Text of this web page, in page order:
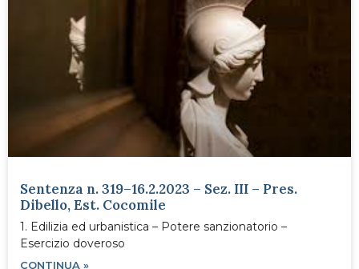
Sentenza n. 319–16.2.2023 – Sez. III – Pres.
Dibello, Est. Cocomile
1. Edilizia ed urbanistica – Potere sanzionatorio –
Esercizio doveroso
CONTINUA »